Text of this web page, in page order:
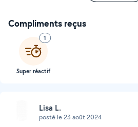
Compliments reçus
1
Super réactif
Lisa L.
posté le 23 août 2024